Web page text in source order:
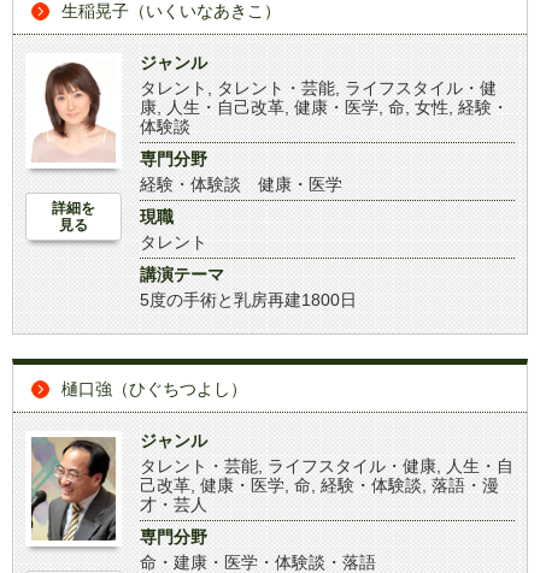
生稲晃子（いくいなあきこ）
詳細を
見る
ジャンル
タレント
タレント・芸能 ライフスタイル・健
康
人生・自己改革 健康・医学 命 女性 経験・
体験談
専門分野
経験・体験談 健康・医学
現職
タレント
講演テーマ
5度の手術と乳房再建1800日
樋口強（ひぐちつよし）
ジャンル
タレント・芸能 ライフスタイル・健康
人生・自
己改革 健康・医学 命 経験・体験談 落語・漫
才・芸人
専門分野
命・建康・医学・体験談・落語